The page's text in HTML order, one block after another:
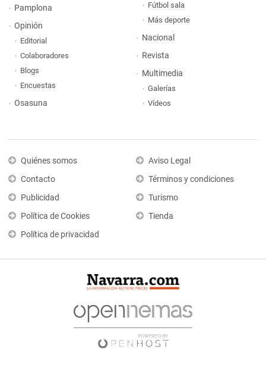
Pamplona
Opinión
Editorial
Colaboradores
Blogs
Encuestas
Osasuna
Fútbol sala
Más deporte
Nacional
Revista
Multimedia
Galerías
Vídeos
Quiénes somos
Contacto
Publicidad
Política de Cookies
Política de privacidad
Aviso Legal
Términos y condiciones
Turismo
Tienda